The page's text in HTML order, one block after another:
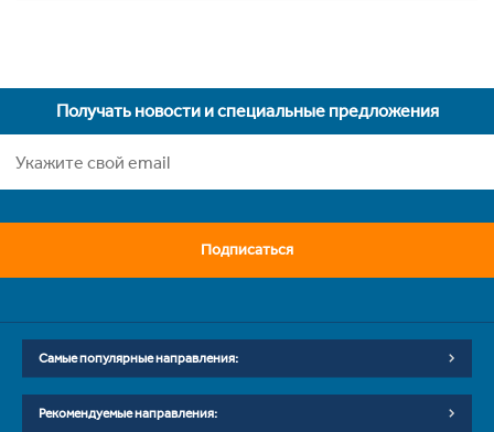
Получать новости и специальные предложения
Подписаться
Самые популярные направления:
Рекомендуемые направления: